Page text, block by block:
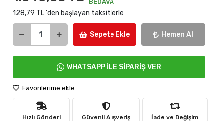
BEDAVA
128,79 TL 'den başlayan taksitlerle
Sepete Ekle Hemen Al
WHATSAPP İLE SİPARİŞ VER
Favorilerime ekle
Hızlı Gönderi Güvenli Alışveriş İade ve Değişim